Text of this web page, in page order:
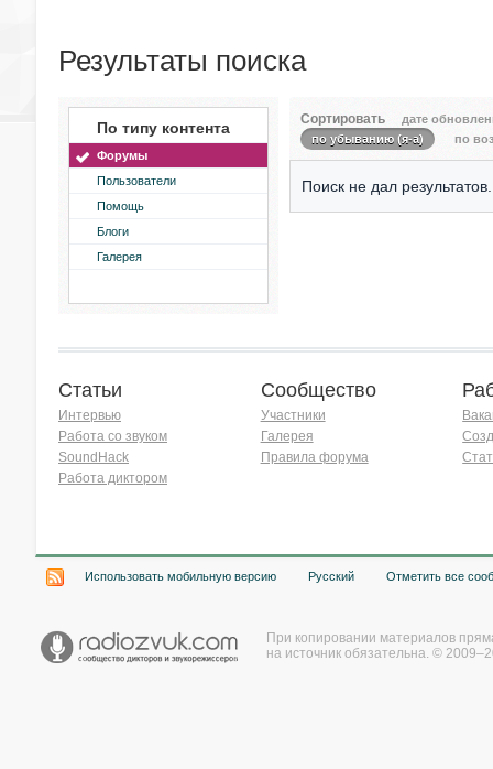
Результаты поиска
По типу контента
Форумы
Пользователи
Помощь
Блоги
Галерея
Сортировать
дате
по убыванию (я-а)
по
Поиск не дал результатов.
Статьи
Интервью
Работа со звуком
SoundHack
Работа диктором
Сообщество
Участники
Галерея
Правила форума
Использовать мобильную версию Русский Отметить все
При копировании материалов
на источник обязательна. ©